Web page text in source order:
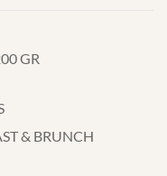
GR
& BRUNCH